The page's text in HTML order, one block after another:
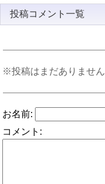
投稿コメント一覧
※投稿はまだありません
お名前:
コメント: